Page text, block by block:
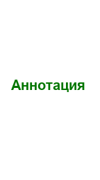
Аннотация